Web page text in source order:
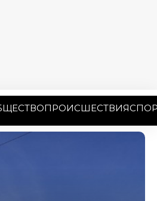
ПРОИСШЕСТВИЯ